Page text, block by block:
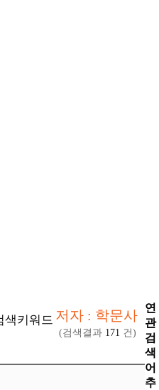
색키워드 저자 : 학문사
(검색결과 171 건)
연
관
검
색
어
추